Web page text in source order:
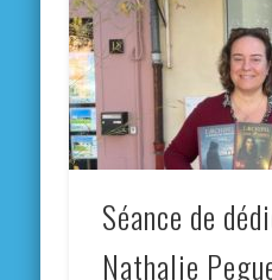
Séance de
Nathalie